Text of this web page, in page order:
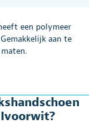
een polymeer
aan te